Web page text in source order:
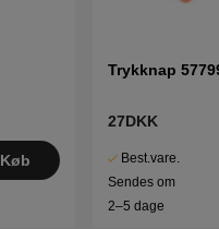
Køb
Trykknap
27DKK
Best.vare.
Sendes om
2–5 dage